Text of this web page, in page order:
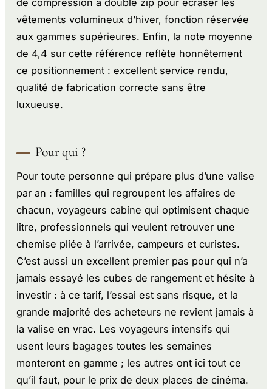
de compression à double zip pour écraser les
vêtements volumineux d’hiver, fonction réservée
aux gammes supérieures. Enfin, la note moyenne
de 4,4 sur cette référence reflète honnêtement
ce positionnement : excellent service rendu,
qualité de fabrication correcte sans être
luxueuse.
Pour qui ?
Pour toute personne qui prépare plus d’une valise
par an : familles qui regroupent les affaires de
chacun, voyageurs cabine qui optimisent chaque
litre, professionnels qui veulent retrouver une
chemise pliée à l’arrivée, campeurs et curistes.
C’est aussi un excellent premier pas pour qui n’a
jamais essayé les cubes de rangement et hésite à
investir : à ce tarif, l’essai est sans risque, et la
grande majorité des acheteurs ne revient jamais à
la valise en vrac. Les voyageurs intensifs qui
usent leurs bagages toutes les semaines
monteront en gamme ; les autres ont ici tout ce
qu’il faut, pour le prix de deux places de cinéma.